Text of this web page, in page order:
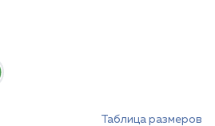
Таблица размеров